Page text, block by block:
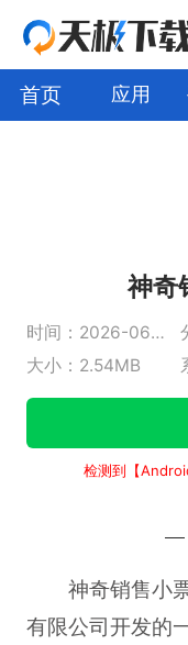
首页 应用
神奇
时间：2026-06-29
大小：2.54MB
检测到【
神奇销售小票
有限公司开发的